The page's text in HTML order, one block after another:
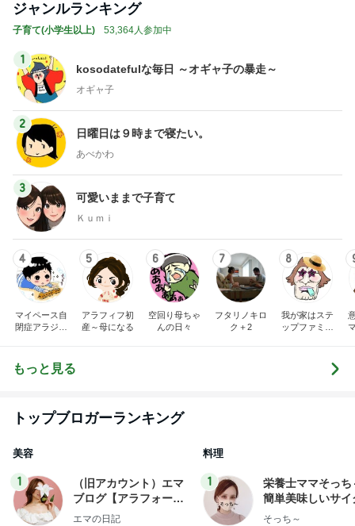
ジャンルランキング
子育て(小学生以上) 53,364人参加中
1
kosodatefulな毎日 ～オギャ子の暴走～
オギャ子
2
日曜日は９時まで寝たい。
あべかわ
3
可愛いままで子育て
Ｋｕｍｉ
4
マイペース自
閉症アラジン
5
アラフィフ初
産～母になる
6
空回り母ちゃ
んの日々
7
フタリノキロ
ク＋2
8
我が家はステ
ップファミリ
もっと見る
トップブロガーランキング
美容
1
（旧アカウント）エマ
ブログ【アラフォー会
社売却セカンドライ
エマの日記
料理
1
栄養士ママそっち
簡単美味しいサイ
献立
そっち～